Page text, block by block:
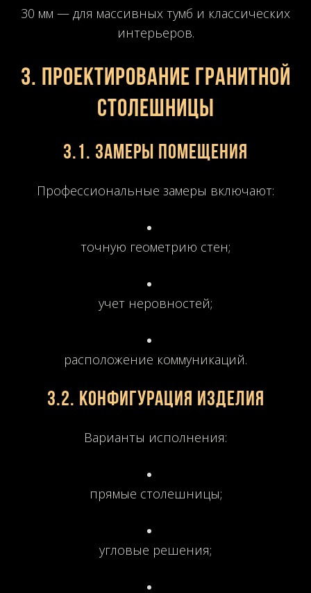
30 мм — для массивных тумб и классических
интерьеров.
3. Проектирование гранитной
столешницы
3.1. Замеры помещения
Профессиональные замеры включают:
точную геометрию стен;
учет неровностей;
расположение коммуникаций.
3.2. Конфигурация изделия
Варианты исполнения:
прямые столешницы;
угловые решения;